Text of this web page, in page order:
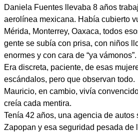
Daniela Fuentes llevaba 8 años
aerolínea mexicana. Había cubierto
Mérida, Monterrey, Oaxaca, todos
gente se subía con prisa, con niños
enormes y con cara de “ya vámonos”.
Era discreta, paciente, de esas
escándalos, pero que observan todo.
Mauricio, en cambio, vivía
creía cada mentira.
Tenía 42 años, una agencia de autos
Zapopan y esa seguridad pesada de